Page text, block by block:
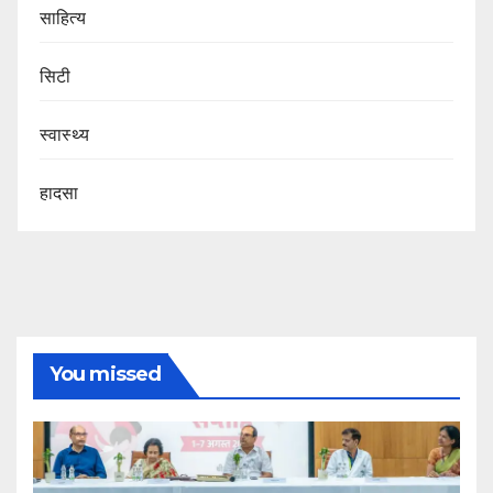
साहित्य
सिटी
स्वास्थ्य
हादसा
You missed